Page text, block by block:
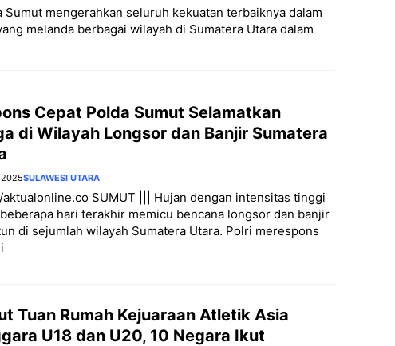
mengerahkan seluruh kekuatan terbaiknya dalam
melanda berbagai wilayah di Sumatera Utara dalam
Cepat Polda Sumut Selamatkan
di Wilayah Longsor dan Banjir Sumatera
SULAWESI UTARA
SUMUT ||| Hujan dengan intensitas tinggi
hari terakhir memicu bencana longsor dan banjir
di sejumlah wilayah Sumatera Utara. Polri merespons
Tuan Rumah Kejuaraan Atletik Asia
U18 dan U20, 10 Negara Ikut